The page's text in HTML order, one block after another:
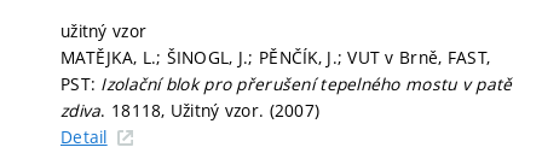
užitný vzor
MATĚJKA, L.; ŠINOGL, J.; PĚNČÍK, J.; VUT v Brně, FAST,
PST: Izolační blok pro přerušení tepelného mostu v patě
zdiva. 18118, Užitný vzor. (2007)
Detail